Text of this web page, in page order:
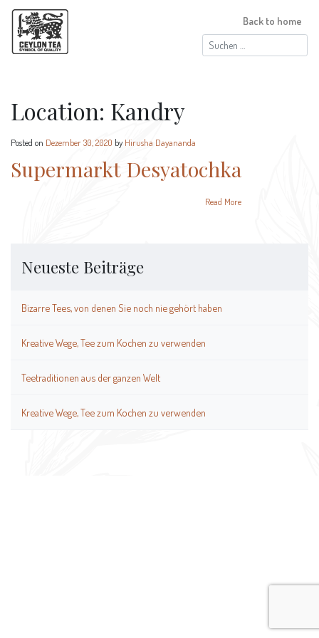
Suchen
nach:
Back to home
Location: Kandry
Posted on Dezember 30, 2020 by Hirusha Dayananda
Supermarkt Desyatochka
Read More
Neueste Beiträge
Bizarre Tees, von denen Sie noch nie gehört haben
Kreative Wege, Tee zum Kochen zu verwenden
Teetraditionen aus der ganzen Welt
Kreative Wege, Tee zum Kochen zu verwenden